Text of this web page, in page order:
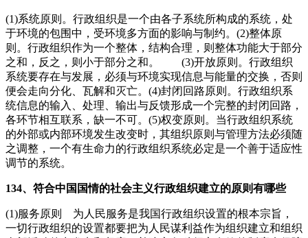
(1)系统原则。行政组织是一个由各子系统所构成的系统，处
于环境的包围中，受环境多方面的影响与制约。(2)整体原
则。行政组织作为一个整体，结构合理，则整体功能大于部分
之和，反之，则小于部分之和。 (3)开放原则。行政组织
系统要存在与发展，必须与环境实现信息与能量的交换，否则
便会走向分化、瓦解和灭亡。(4)封闭回路原则。行政组织系
统信息的输入、处理、输出与反馈形成一个完整的封闭回路，
各环节相互联系，缺一不可。(5)权变原则。当行政组织系统
的外部或内部环境发生改变时，其组织原则与管理方法必须随
之调整，一个有生命力的行政组织系统必定是一个善于适应性
调节的系统。
134、符合中国国情的社会主义行政组织建立的原则有哪些
(1)服务原则 为人民服务是我国行政组织设置的根本宗旨，
一切行政组织的设置都要把为人民谋利益作为组织建立和组织